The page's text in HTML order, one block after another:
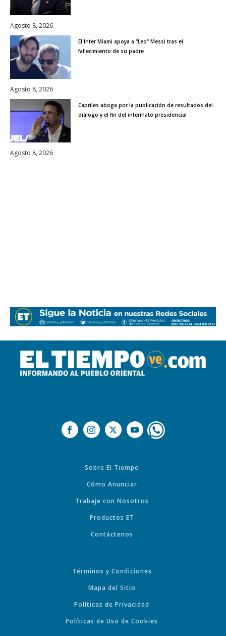
Agosto 8, 2026
El Inter Miami apoya a "Leo" Messi tras el
fallecimiento de su padre
Agosto 8, 2026
Capriles aboga por la publicación de resultados del
diálogo y el fin del interinato presidencial
Agosto 8, 2026
Sobre El Tiempo
Cómo Anunciar
Trabaje con Nosotros
Productos ET
Contáctenos
Términos y Condiciones
Mapa del Sitio
Políticas de Privacidad
Políticas de Uso de Cookies